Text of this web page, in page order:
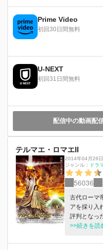
ける。古代
化交流を繰
妙演。漫画
ほか、古
正親とい
ぶりにも注
Prime Video
初回30日間無料
U-NEXT
初回31日間無料
配信中の動画配
テルマエ・ロマエII
2014年04月26
ジャンル：
ドラ
56036
古代ローマ
アを採り入
評判となっ
度はハドリ
られる。し
>>続きを読